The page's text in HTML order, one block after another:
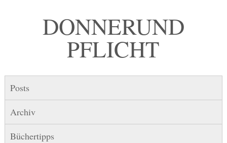
DONNER UND
PFLICHT
Posts
Archiv
Büchertipps